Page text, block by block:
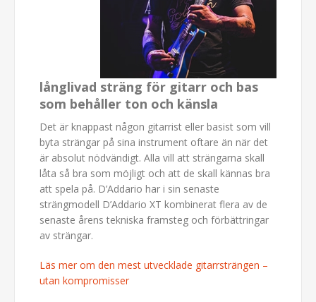
långlivad sträng för gitarr och bas
som behåller ton och känsla
Det är knappast någon gitarrist eller basist som vill
byta strängar på sina instrument oftare än när det
är absolut nödvändigt. Alla vill att strängarna skall
låta så bra som möjligt och att de skall kännas bra
att spela på. D’Addario har i sin senaste
strängmodell D’Addario XT kombinerat flera av de
senaste årens tekniska framsteg och förbättringar
av strängar.
Läs mer om den mest utvecklade gitarrsträngen –
utan kompromisser